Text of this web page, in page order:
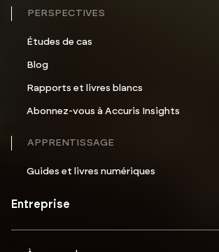
PERSPECTIVES
Études de cas
Blog
Rapports et livres blancs
Abonnez-vous à Accuris Insights
APPRENTISSAGE
Guides et livres numériques
Entreprise